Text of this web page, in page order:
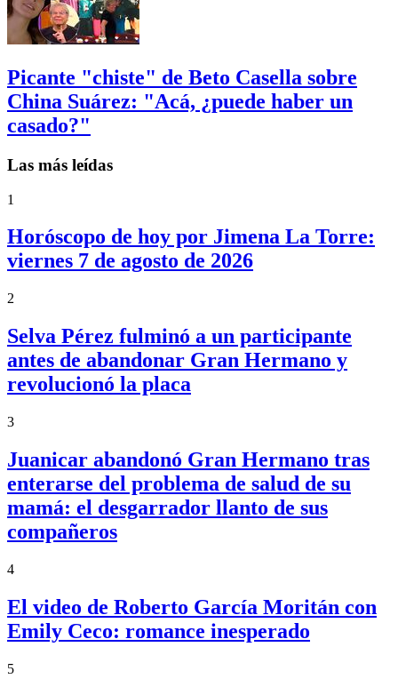
Picante "chiste" de Beto Casella sobre
China Suárez: "Acá, ¿puede haber un
casado?"
Las más leídas
1
Horóscopo de hoy por Jimena La Torre:
viernes 7 de agosto de 2026
2
Selva Pérez fulminó a un participante
antes de abandonar Gran Hermano y
revolucionó la placa
3
Juanicar abandonó Gran Hermano tras
enterarse del problema de salud de su
mamá: el desgarrador llanto de sus
compañeros
4
El video de Roberto García Moritán con
Emily Ceco: romance inesperado
5